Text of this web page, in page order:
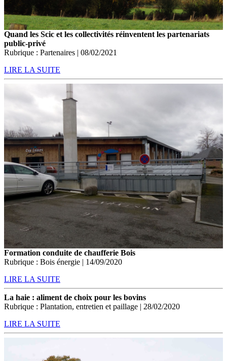
Quand les Scic et les collectivités réinventent les partenariats
public-privé
Rubrique : Partenaires | 08/02/2021
LIRE LA SUITE
Formation conduite de chaufferie Bois
Rubrique : Bois énergie | 14/09/2020
LIRE LA SUITE
La haie : aliment de choix pour les bovins
Rubrique : Plantation, entretien et paillage | 28/02/2020
LIRE LA SUITE